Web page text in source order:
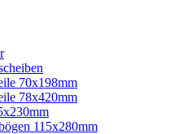
70x198mm
78x420mm
115x280mm